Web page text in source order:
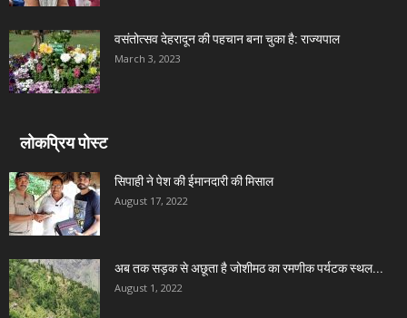
वसंतोत्सव देहरादून की पहचान बना चुका है: राज्यपाल
March 3, 2023
लोकप्रिय पोस्ट
सिपाही ने पेश की ईमानदारी की मिसाल
August 17, 2022
अब तक सड़क से अछूता है जोशीमठ का रमणीक पर्यटक स्थल...
August 1, 2022